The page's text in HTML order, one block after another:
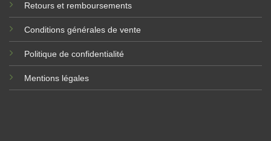
Retours et remboursements
Conditions générales de vente
Politique de confidentialité
Mentions légales